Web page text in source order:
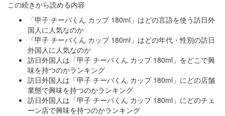
この続きから読める内容
「甲子 チーバくん カップ 180ml」はどの言語を使う訪日外
国人に人気なのか
「甲子 チーバくん カップ 180ml」はどの年代・性別の訪日
外国人に人気なのか
訪日外国人は「甲子 チーバくん カップ 180ml」をどこで興
味を持つのかランキング
訪日外国人は「甲子 チーバくん カップ 180ml」にどの店舗
業態で興味を持つのかランキング
訪日外国人は「甲子 チーバくん カップ 180ml」にどのチェ
ーン店で興味を持つのかランキング